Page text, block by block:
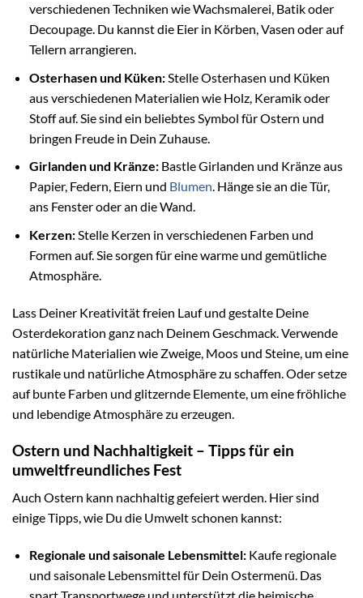
verschiedenen Techniken wie Wachsmalerei, Batik oder
Decoupage. Du kannst die Eier in Körben, Vasen oder auf
Tellern arrangieren.
Osterhasen und Küken:Stelle Osterhasen und Küken
aus verschiedenen Materialien wie Holz, Keramik oder
Stoff auf. Sie sind ein beliebtes Symbol für Ostern und
bringen Freude in Dein Zuhause.
Girlanden und Kränze:Bastle Girlanden und Kränze aus
Papier, Federn, Eiern und Blumen. Hänge sie an die Tür,
ans Fenster oder an die Wand.
Kerzen:Stelle Kerzen in verschiedenen Farben und
Formen auf. Sie sorgen für eine warme und gemütliche
Atmosphäre.
Lass Deiner Kreativität freien Lauf und gestalte Deine
Osterdekoration ganz nach Deinem Geschmack. Verwende
natürliche Materialien wie Zweige, Moos und Steine, um eine
rustikale und natürliche Atmosphäre zu schaffen. Oder setze
auf bunte Farben und glitzernde Elemente, um eine fröhliche
und lebendige Atmosphäre zu erzeugen.
Ostern und Nachhaltigkeit – Tipps für ein
umweltfreundliches Fest
Auch Ostern kann nachhaltig gefeiert werden. Hier sind
einige Tipps, wie Du die Umwelt schonen kannst:
Regionale und saisonale Lebensmittel:Kaufe regionale
und saisonale Lebensmittel für Dein Ostermenü. Das